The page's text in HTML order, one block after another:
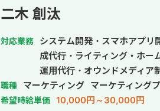
二木 創汰
対応業務
システム開発・スマホアプリ
成代行・ライティング・ホー
運用代行・オウンドメディア
職種 マーケティング マーケティング
希望時給単価 10,000円～30,000円